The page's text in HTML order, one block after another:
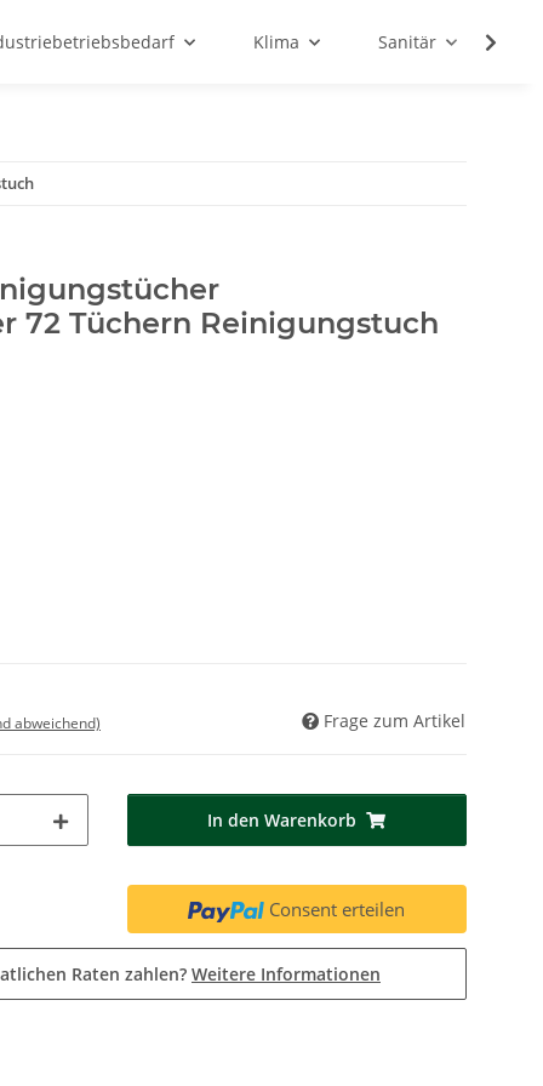
Klima Sanitär
72 Tüchern Reinigungstuch
abweichend) Frage zum Artikel
In den Warenkorb
Consent erteilen
Raten zahlen? Weitere Informationen